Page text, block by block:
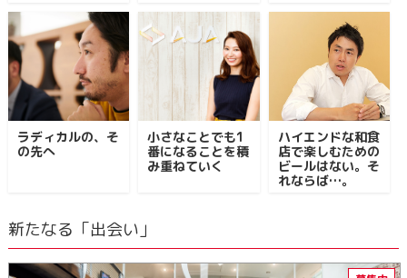
ラディカルの、そ
の先へ
小さなことでも1
番になることを積
み重ねていく
ハイエンドな和食
店で楽しむための
ビールはない。そ
れならば…。
新たなる「出会い」